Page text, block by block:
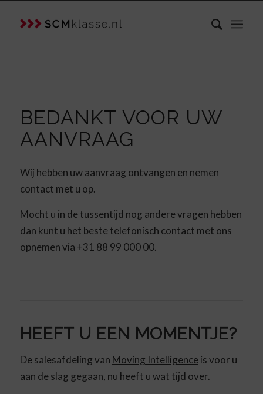
BEDANKT VOOR UW
AANVRAAG
Wij hebben uw aanvraag ontvangen en nemen
contact met u op.
Mocht u in de tussentijd nog andere vragen hebben
dan kunt u het beste telefonisch contact met ons
opnemen via +31 88 99 000 00.
HEEFT U EEN MOMENTJE?
De salesafdeling van Moving Intelligenceis voor u
aan de slag gegaan, nu heeft u wat tijd over.